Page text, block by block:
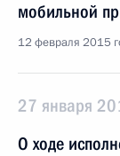
мобильной
12 февраля 2015
27 января
О ходе